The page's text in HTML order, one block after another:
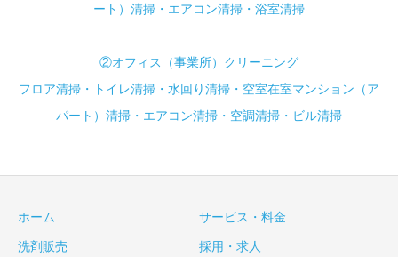
ート）清掃・エアコン清掃・浴室清掃
②オフィス（事業所）クリーニング
フロア清掃・トイレ清掃・水回り清掃・空室在室マンション（ア
パート）清掃・エアコン清掃・空調清掃・ビル清掃
ホーム サービス・料金
洗剤販売 採用・求人